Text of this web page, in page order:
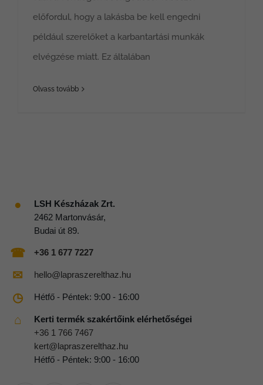
előfordul, hogy a lakásba be kell engedni
például szerelőket a karbantartási munkák
elvégzése miatt. Ez általában
Olvass tovább
●
LSH Készházak Zrt.
2462 Martonvásár,
Budai út 89.
☎ +36 1 677 7227
✉ hello@lapraszerelthaz.hu
◷ Hétfő - Péntek: 9:00 - 16:00
⌂
Kerti termék szakértőink elérhetőségei
+36 1 766 7467
kert@lapraszerelthaz.hu
Hétfő - Péntek: 9:00 - 16:00